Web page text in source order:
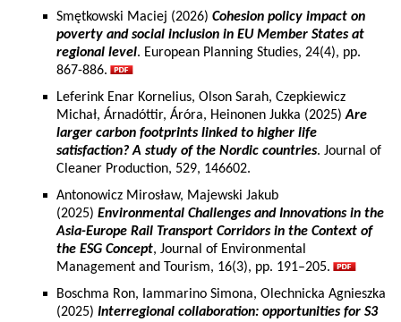
Smętkowski Maciej (2026) Cohesion policy impact on
poverty and social inclusion in EU Member States at
regional level. European Planning Studies, 24(4), pp.
867-886.
Leferink Enar Kornelius, Olson Sarah, Czepkiewicz
Michał, Árnadóttir, Áróra, Heinonen Jukka (2025)Are
larger carbon footprints linked to higher life
satisfaction? A study of the Nordic countries. Journal of
Cleaner Production, 529, 146602.
Antonowicz Mirosław, Majewski Jakub
(2025) Environmental Challenges and Innovations in the
Asia-Europe Rail Transport Corridors in the Context of
the ESG Concept, Journal of Environmental
Management and Tourism, 16(3), pp. 191–205.
Boschma Ron, Iammarino Simona, Olechnicka Agnieszka
(2025) Interregional collaboration: opportunities for S3